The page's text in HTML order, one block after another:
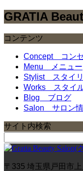
GRATIA
コンテンツ
Concept
コン
Menu
メニュー
Stylist
スタイ
Works
スタイ
Blog ブログ
Salon サロン
サイト内検索
索:
〒335 埼玉県戸田市